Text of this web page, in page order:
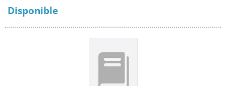
Disponible